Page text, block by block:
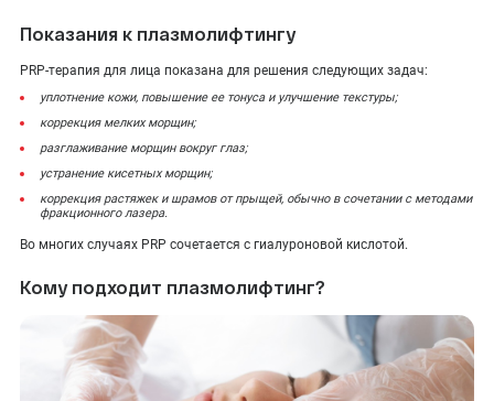
Показания к плазмолифтингу
PRP-терапия для лица показана для решения следующих задач:
уплотнение кожи, повышение ее тонуса и улучшение текстуры;
коррекция мелких морщин;
разглаживание морщин вокруг глаз;
устранение кисетных морщин;
коррекция растяжек и шрамов от прыщей, обычно в сочетании с методами
фракционного лазера.
Во многих случаях PRP сочетается с гиалуроновой кислотой.
Кому подходит плазмолифтинг?